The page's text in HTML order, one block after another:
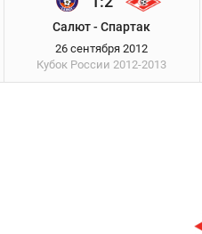
Салют - Спартак
26 сентября 2012
Кубок России 2012-2013